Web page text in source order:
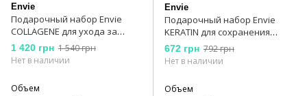
Envie
Подарочный набор Envie
COLLAGENE для ухода за
волосами с коллагеном
250/250/250 мл
1 420 грн 1 540 грн
Нет в наличии
Объем
Envie
Подарочный набор Envie
KERATIN для сохранения
цвета волос 250/250 мл
672 грн 792 грн
Нет в наличии
Объем